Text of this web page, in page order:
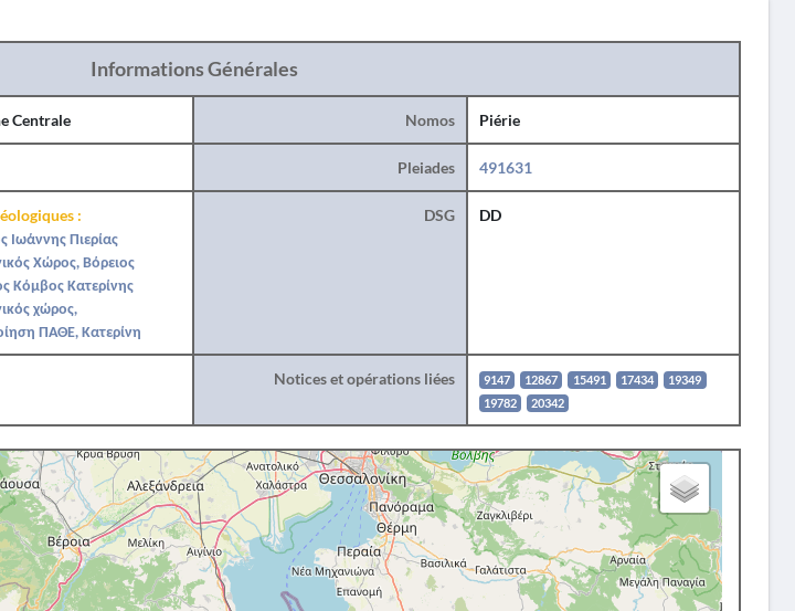
Informations Générales
Centrale Nomos Piérie
Pleiades 491631
:
Ιωάννης Πιερίας
Χώρος, Βόρειος
Κόμβος Κατερίνης
χώρος,
ΠΑΘΕ, Κατερίνη
DSG DD
Notices et opérations liées 9147 12867 15491 17434
19349
19782
20342